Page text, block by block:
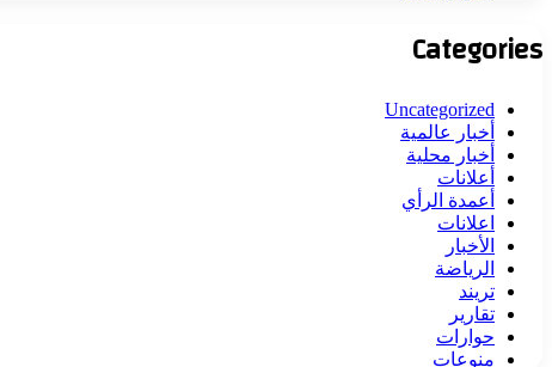
Categories
Uncategorized
أخبار عالمية
أخبار محلية
أعلانات
أعمدة الرأي
اعلانات
الأخبار
الرياضة
تريند
تقارير
حوارات
منوعات